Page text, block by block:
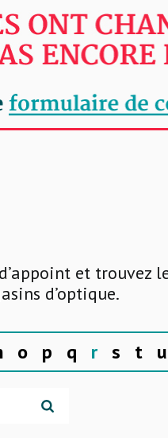
et trouvez
d’optique.
o p q r s t u